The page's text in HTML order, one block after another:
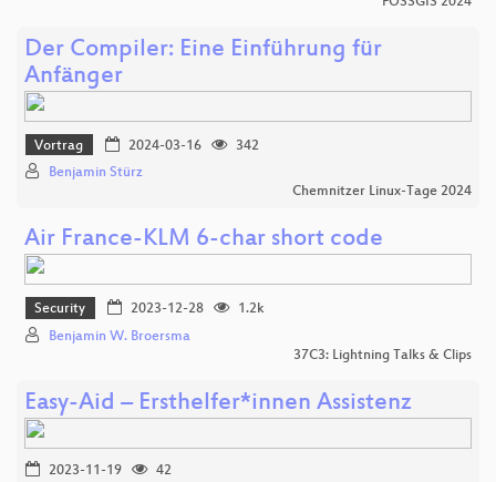
Der Compiler: Eine Einführung für
Anfänger
Vortrag 2024-03-16
342
Benjamin Stürz
Chemnitzer Linux-Tage 2024
Air France-KLM 6-char short code
Security 2023-12-28
1.2k
Benjamin W. Broersma
37C3: Lightning Talks & Clips
Easy-Aid – Ersthelfer*innen Assistenz
2023-11-19
42